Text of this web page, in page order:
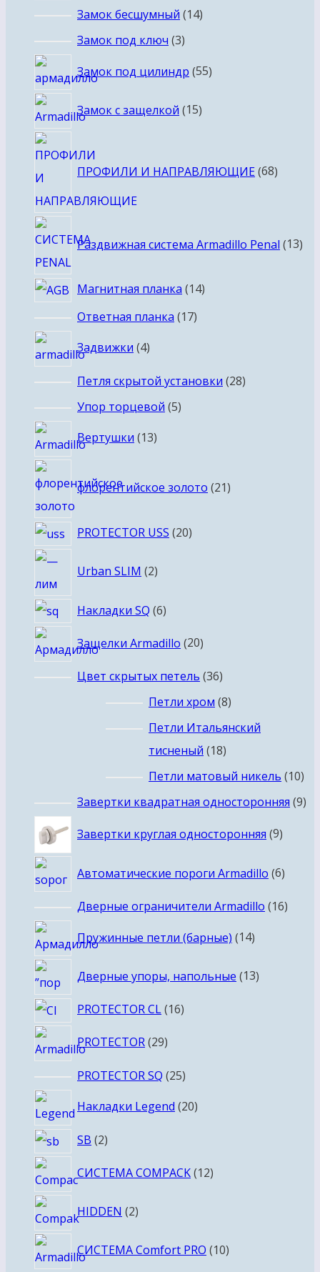
товаров
Замок бесшумный 1414
Замок под ключ 33
Замок под цилиндр 5555
Замок с защелкой 1515
ПРОФИЛИ И НАПРАВЛЯЮЩИЕ 68
Раздвижная система Armadillo Penal 13
Магнитная планка 1414
Ответная планка 1717
Задвижки 44
Петля скрытой установки 2828
Упор торцевой 55
Вертушки 1313
флорентийское золото 21товар
PROTECTOR USS 2020
Urban SLIM 2
товара
Накладки SQ 66
Защелки Armadillo 2020
Цвет скрытых петель 3636
товаров
Петли хром 88
товаров
Петли Итальянский
тисненый 1818
товаров
Петли матовый никель 1010
Завертки квадратная односторонняя 99
Завертки круглая односторонняя 99
Автоматические пороги Armadillo 66
Дверные ограничители Armadillo 1616
Пружинные петли (барные) 1414
Дверные упоры, напольные 1313
PROTECTOR CL 1616
PROTECTOR 2929
PROTECTOR SQ 2525
Накладки Legend 2020
SB 22
СИСТЕМА COMPACK 1212
HIDDEN 22
СИСТЕМА Comfort PRO 1010